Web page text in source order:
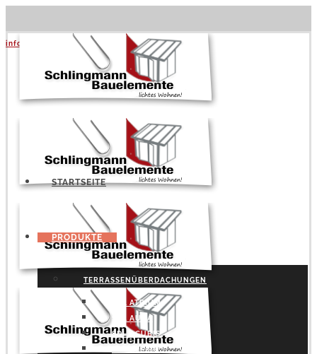
info@schlingmann.org| +49 5141 957730
STARTSEITE
PRODUKTE
TERRASSENÜBERDACHUNGEN
SDL ATRIUM
SDL AURA
SDL ACUBIS
SDL ALERIO